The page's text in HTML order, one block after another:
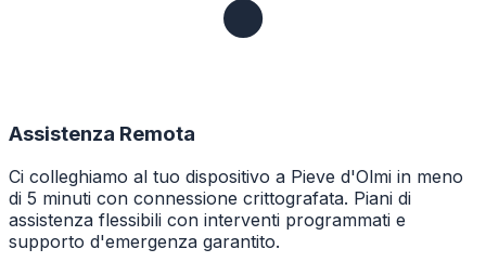
Assistenza Remota
Ci colleghiamo al tuo dispositivo a Pieve d'Olmi in meno
di 5 minuti con connessione crittografata. Piani di
assistenza flessibili con interventi programmati e
supporto d'emergenza garantito.